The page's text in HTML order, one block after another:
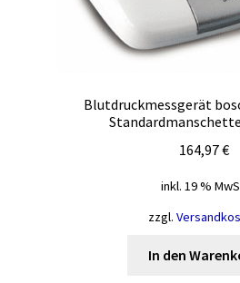
Blutdruckmessgerät
164,97€
inkl. 19 %
zzgl.
In den